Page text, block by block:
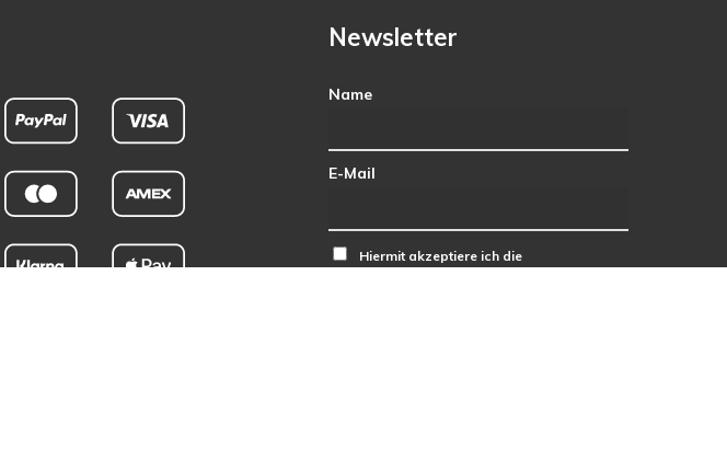
Newsletter
Name
E-Mail
Hiermit akzeptiere ich die